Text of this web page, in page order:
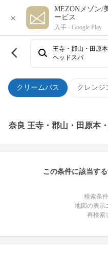
×
MEZONメゾン/
ービス
入手 - Google Play
クリームバス クレンジ
王寺・郡山・田原
ヘッドスパ
奈良 王寺・郡山・田原本
この条件に該当す
検索条
地図の表示
再検索